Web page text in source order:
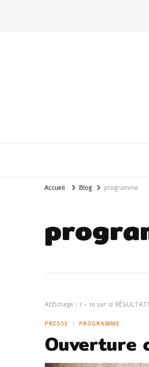
Accueil Blog programme
Affichage : 1 - 10 sur 12
PRESSE PROGRAMME
Ouverture